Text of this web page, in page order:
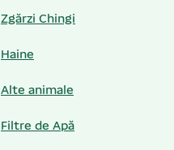
Zgărzi Chingi
Haine
Alte animale
Filtre de Apă